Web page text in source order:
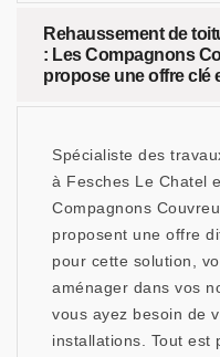
Rehaussement de
: Les Compagnons
propose une offre clé
Spécialiste des
à Fesches Le Chatel
Compagnons
proposent une offre
pour cette solution,
aménager dans vos
vous ayez besoin de
installations. Tout est